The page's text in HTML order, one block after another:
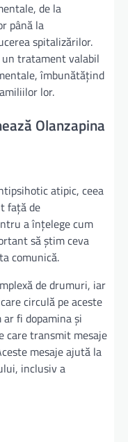
de la
până la
spitalizărilor.
un tratament valabil
îmbunătățind
lor.
Olanzapina
atipic, ceea
față de
a înțelege cum
să știm ceva
comunică.
de drumuri, iar
circulă pe aceste
fi dopamina și
care transmit mesaje
mesaje ajută la
inclusiv a